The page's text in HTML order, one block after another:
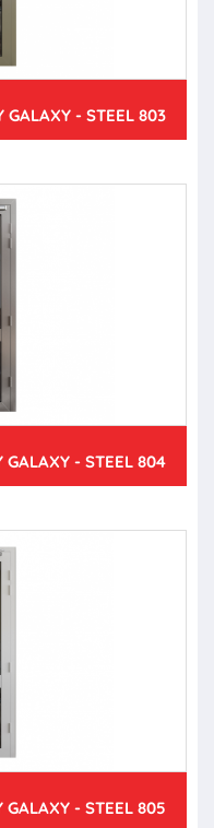
GALAXY - STEEL 803
GALAXY - STEEL 804
GALAXY - STEEL 805